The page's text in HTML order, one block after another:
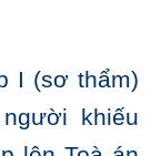
I (sơ thẩm)
khiếu